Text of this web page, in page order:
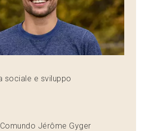
sociale e sviluppo
Jérôme Gyger